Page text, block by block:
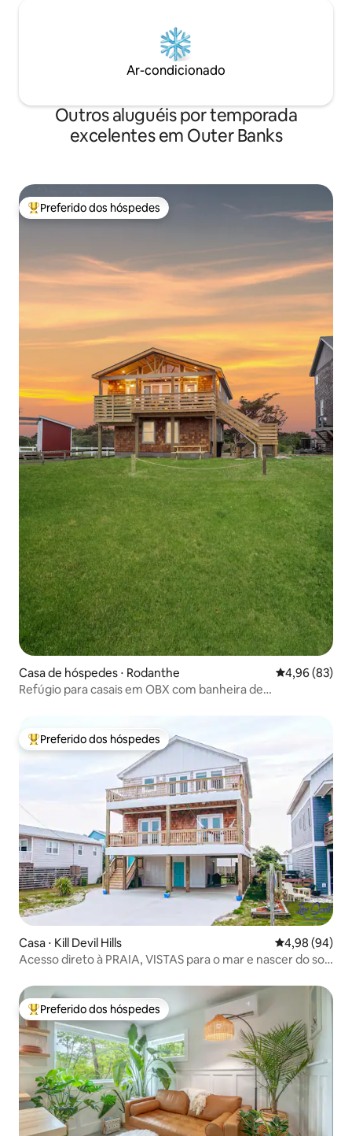
Ar-condicionado
Outros aluguéis por temporada
excelentes em Outer Banks
Entre os melhores preferidos dos hóspedes
Preferido dos hóspedes
Casa de hóspedes ⋅ Rodanthe 4,96 de uma
4,96 (83)
Refúgio para casais em OBX com banheira de
Entre os melhores preferidos dos hóspedes
Preferido dos hóspedes
Casa ⋅ Kill Devil Hills 4,98 de uma
4,98 (94)
Acesso direto à PRAIA, VISTAS para o mar e nascer do sol
Entre os melhores preferidos dos hóspedes
Preferido dos hóspedes